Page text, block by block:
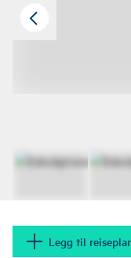
Legg til